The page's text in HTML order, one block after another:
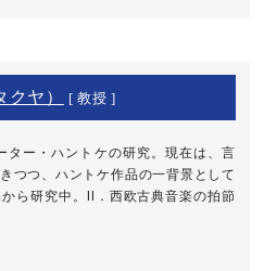
ヤ） [ 教授 ]
ター・ハントケの研究。現在は、言
つつ、ハントケ作品の一背景として
ら研究中。II．西欧古典音楽の拍節